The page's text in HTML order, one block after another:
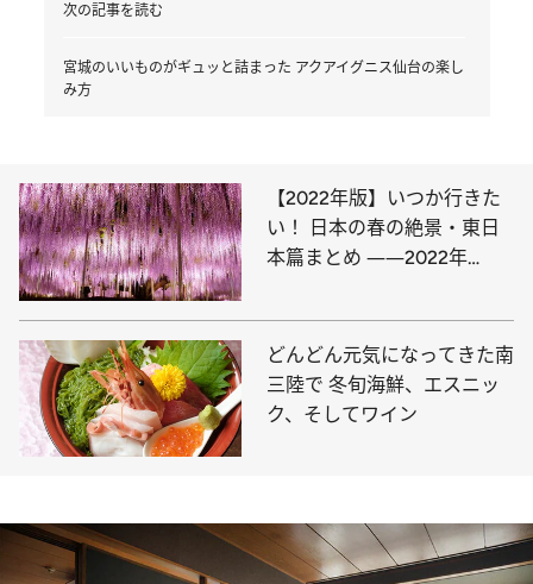
次の記事を読む
宮城のいいものがギュッと詰まった アクアイグニス仙台の楽し
み方
【2022年版】いつか行きた
い！ 日本の春の絶景・東日
本篇まとめ ――2022年
どんどん元気になってきた南
三陸で 冬旬海鮮、エスニッ
ク、そしてワイン